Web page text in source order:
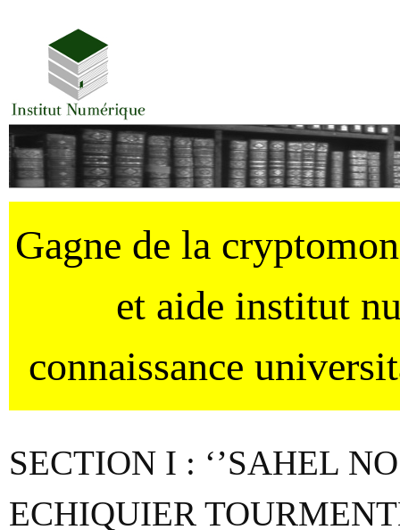
Gagne de la
et aide institut
connaissance
SECTION I : ‘’SAHEL
ECHIQUIER